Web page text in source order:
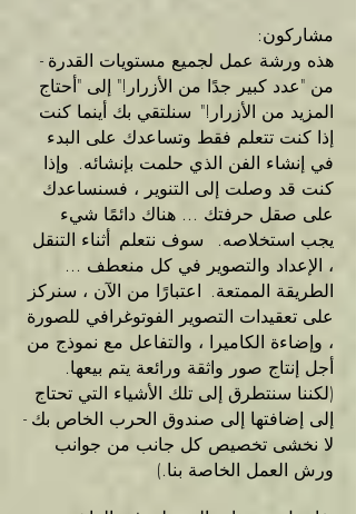
مشاركون:
هذه ورشة عمل لجميع مستويات القدرة -
من "عدد كبير جدًا من الأزرار!" إلى "أحتاج
المزيد من الأزرار!" سنلتقي بك أينما كنت
إذا كنت تتعلم فقط وتساعدك على البدء
في إنشاء الفن الذي حلمت بإنشائه. وإذا
كنت قد وصلت إلى التنوير ، فسنساعدك
على صقل حرفتك ... هناك دائمًا شيء
يجب استخلاصه.
سوف نتعلم أثناء التنقل
، الإعداد والتصوير في كل منعطف ...
الطريقة الممتعة. اعتبارًا من الآن ، سنركز
على تعقيدات التصوير الفوتوغرافي للصورة
، وإضاءة الكاميرا ، والتفاعل مع نموذج من
أجل إنتاج صور واثقة ورائعة يتم بيعها.
(لكننا سنتطرق إلى تلك الأشياء التي تحتاج
إلى إضافتها إلى صندوق الحرب الخاص بك -
لا نخشى تخصيص كل جانب من جوانب
ورش العمل الخاصة بنا.)